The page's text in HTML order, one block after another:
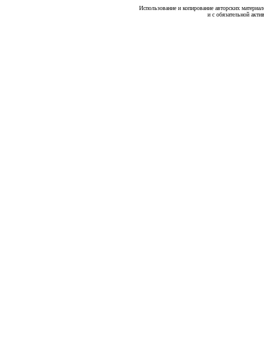
Использование и копирование авторских
и с обязательной